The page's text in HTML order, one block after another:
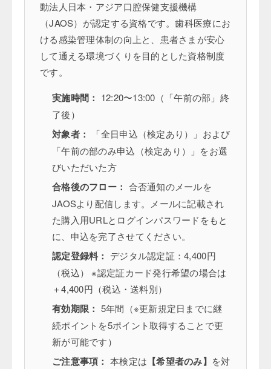
動法人日本・アジア口腔保健支援機構
（JAOS）が認定する資格です。歯科医療にお
ける感染管理体制の向上と、患者さまが安心
して通える環境づくりを目的とした資格制度
です。
実施時間： 12:20〜13:00（「午前の部」終
了後）
対象者：
「全日申込（検定あり）」および
「午前の部のみ申込（検定あり）」をお選
びいただいた方
合格後のフロー： 合否通知のメールを
JAOSより配信します。メールに記載され
た購入用URLとログインパスワードをもと
に、申込を完了させてください。
認定登録料： デジタル認定証：4,400円
（税込） ※認定証カード発行希望の場合は
＋4,400円（税込・送料別）
有効期限： 5年間（※更新規定日までに継
続ポイントを5ポイント取得することで更
新が可能です）
ご注意事項： 本検定は 【希望者のみ】 を対